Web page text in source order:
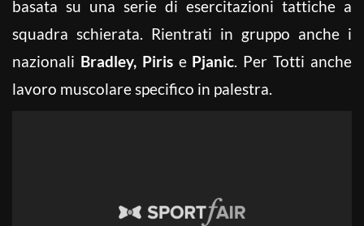
basata su una serie di esercitazioni tattiche a
squadra schierata. Rientrati in gruppo anche i
nazionali Bradley, Pirise Pjanic. Per Totti anche
lavoro muscolare specifico in palestra.